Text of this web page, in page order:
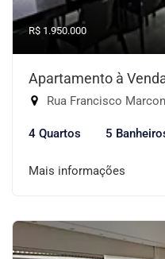
R$ 1.950.000
Apartamento à
Rua Francisco Marcondes
4 Quartos 5
Mais informações